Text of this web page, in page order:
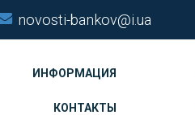
novosti-bankov@i.ua
ИНФОРМАЦИЯ
КОНТАКТЫ